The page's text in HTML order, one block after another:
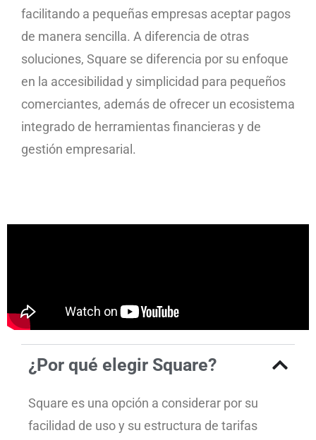
facilitando a pequeñas empresas aceptar pagos
de manera sencilla. A diferencia de otras
soluciones, Square se diferencia por su enfoque
en la accesibilidad y simplicidad para pequeños
comerciantes, además de ofrecer un ecosistema
integrado de herramientas financieras y de
gestión empresarial.
¿Por qué elegir Square?
Square es una opción a considerar por su
facilidad de uso y su estructura de tarifas